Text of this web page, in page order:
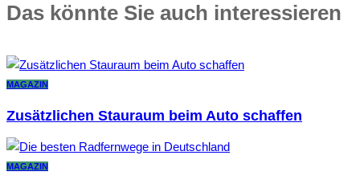
Das könnte Sie auch interessieren
MAGAZIN
Zusätzlichen Stauraum beim Auto schaffen
MAGAZIN